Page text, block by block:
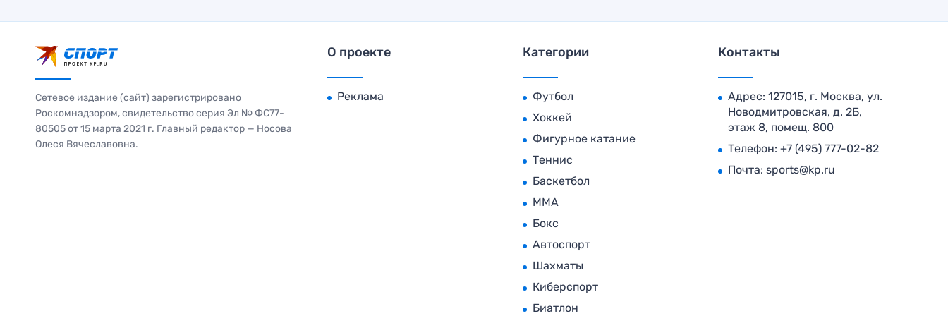
Сетевое издание (сайт) зарегистрировано
Роскомнадзором, свидетельство серия Эл № ФС77-
80505 от 15 марта 2021 г. Главный редактор — Носова
Олеся Вячеславовна.
О проекте
Реклама
Категории
Футбол
Хоккей
Фигурное катание
Теннис
Баскетбол
MMA
Бокс
Автоспорт
Шахматы
Киберспорт
Биатлон
Контакты
Адрес: 127015, г. Москва, ул.
Новодмитровская, д. 2Б,
этаж 8, помещ. 800
Телефон: +7 (495) 777-02-82
Почта: sports@kp.ru